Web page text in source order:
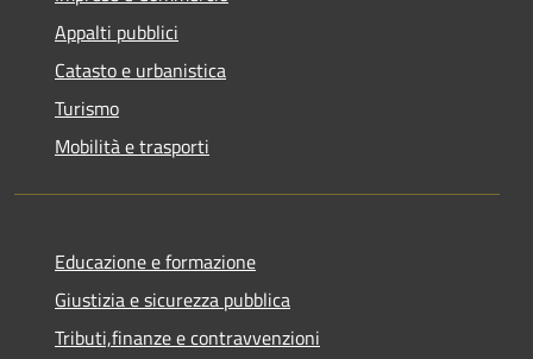
Appalti pubblici
Catasto e urbanistica
Turismo
Mobilità e trasporti
Educazione e formazione
Giustizia e sicurezza pubblica
Tributi,finanze e contravvenzioni